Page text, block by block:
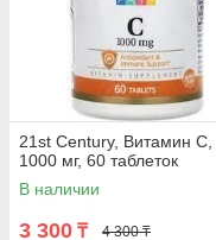
21st Century, Витамин C,
1000 мг, 60 таблеток
В наличии
3 300 ₸ 4 300 ₸